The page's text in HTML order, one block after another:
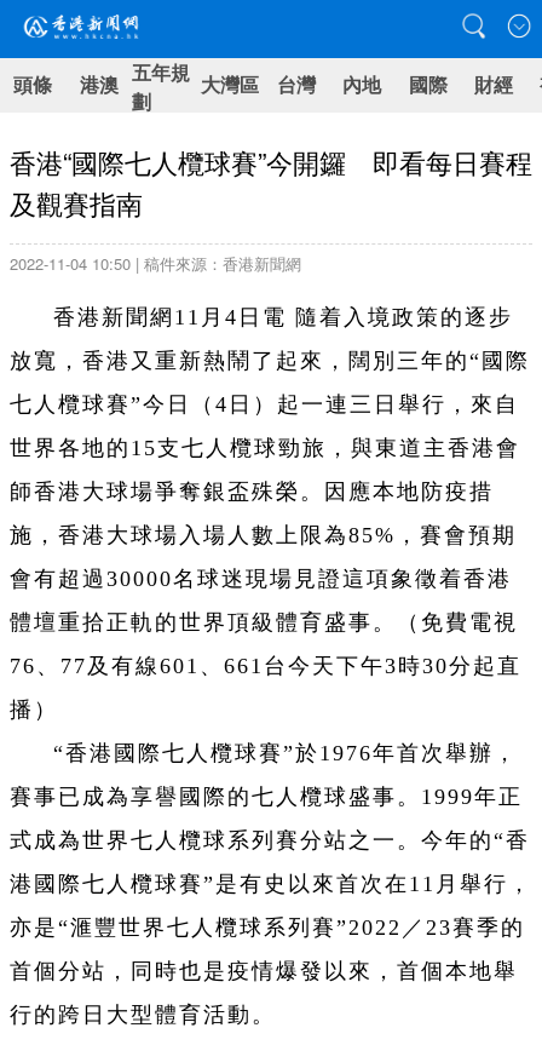
頭條 港澳 五年規
劃
大灣區 台灣 內地 國際 財經
香港“國際七人欖球賽”今開鑼 即看每日賽程
及觀賽指南
2022-11-04 10:50 | 稿件來源：香港新聞網
香港新聞網11月4日電 隨着入境政策的逐步
放寬，香港又重新熱鬧了起來，闊別三年的“國際
七人欖球賽”今日（4日）起一連三日舉行，來自
世界各地的15支七人欖球勁旅，與東道主香港會
師香港大球場爭奪銀盃殊榮。因應本地防疫措
施，香港大球場入場人數上限為85%，賽會預期
會有超過30000名球迷現場見證這項象徵着香港
體壇重拾正軌的世界頂級體育盛事。（免費電視
76、77及有線601、661台今天下午3時30分起直
播）
“香港國際七人欖球賽”於1976年首次舉辦，
賽事已成為享譽國際的七人欖球盛事。1999年正
式成為世界七人欖球系列賽分站之一。今年的“香
港國際七人欖球賽”是有史以來首次在11月舉行，
亦是“滙豐世界七人欖球系列賽”2022／23賽季的
首個分站，同時也是疫情爆發以來，首個本地舉
行的跨日大型體育活動。